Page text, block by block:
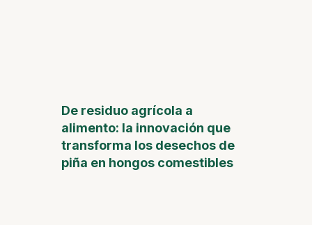
De residuo agrícola a
alimento: la innovación que
transforma los desechos de
piña en hongos comestibles